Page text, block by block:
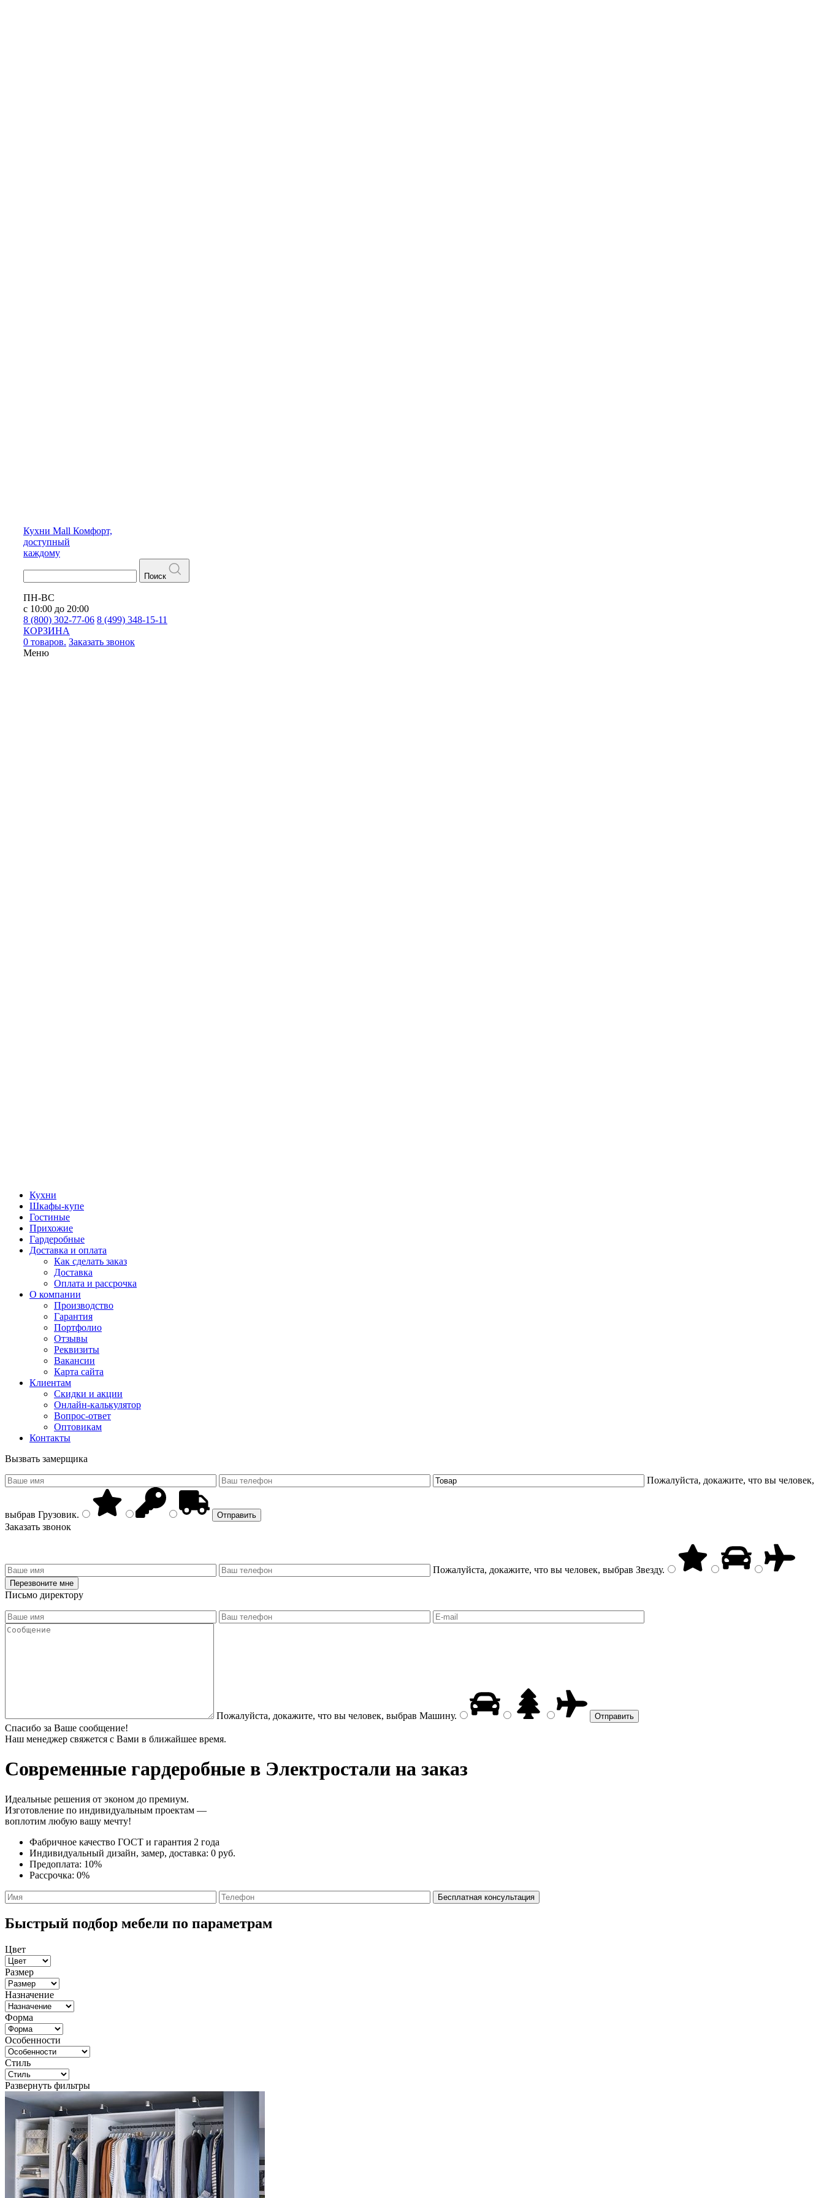
Кухни Mall Комфорт,
доступный
каждому
Поиск
ПН-ВС
с 10:00 до 20:00
8 (800) 302-77-06 8 (499) 348-15-11
КОРЗИНА
0 товаров. Заказать звонок
Меню
Кухни
Шкафы-купе
Гостиные
Прихожие
Гардеробные
Доставка и оплата
Как сделать заказ
Доставка
Оплата и рассрочка
О компании
Производство
Гарантия
Портфолио
Отзывы
Реквизиты
Вакансии
Карта сайта
Клиентам
Скидки и акции
Онлайн-калькулятор
Вопрос-ответ
Оптовикам
Контакты
Вызвать замерщика
Пожалуйста, докажите, что вы человек,
выбрав Грузовик.
Заказать звонок
Пожалуйста, докажите, что вы человек, выбрав Звезду.
Письмо директору
Пожалуйста, докажите, что вы человек, выбрав Машину.
Спасибо за Ваше сообщение!
Наш менеджер свяжется с Вами в ближайшее время.
Современные гардеробные в Электростали на заказ
Идеальные решения от эконом до премиум.
Изготовление по индивидуальным проектам —
воплотим любую вашу мечту!
Фабричное качество ГОСТ и гарантия 2 года
Индивидуальный дизайн, замер, доставка: 0 руб.
Предоплата: 10%
Рассрочка: 0%
Быстрый подбор мебели по параметрам
Цвет
Размер
Назначение
Форма
Особенности
Стиль
Развернуть фильтры